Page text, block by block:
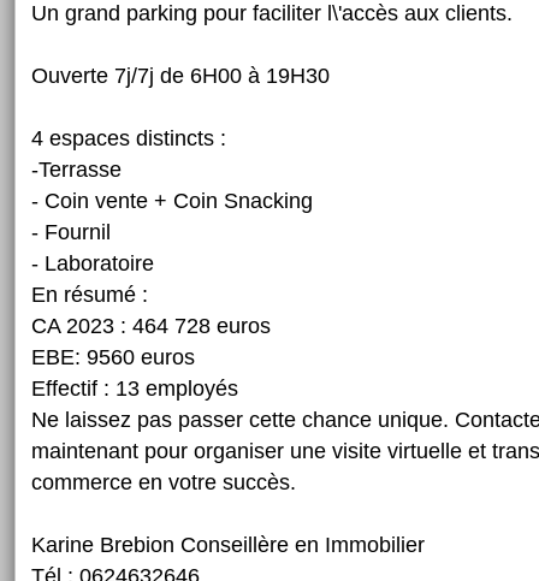
Un grand parking pour faciliter l\'accès aux clients.
Ouverte 7j/7j de 6H00 à 19H30
4 espaces distincts :
-Terrasse
- Coin vente + Coin Snacking
- Fournil
- Laboratoire
En résumé :
CA 2023 : 464 728 euros
EBE: 9560 euros
Effectif : 13 employés
Ne laissez pas passer cette chance unique.
maintenant pour organiser une visite virtuelle et
commerce en votre succès.
Karine Brebion Conseillère en Immobilier